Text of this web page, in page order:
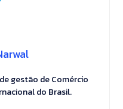
gestão de Comércio
do Brasil.